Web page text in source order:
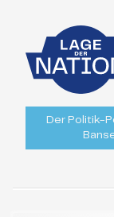
Der Politik-